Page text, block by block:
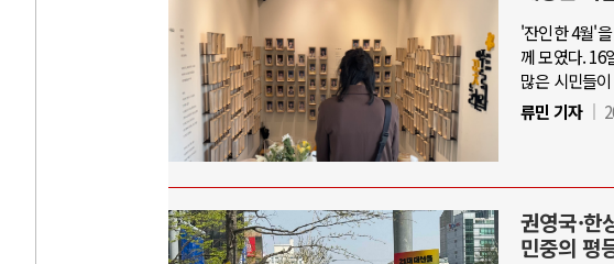
'잔인한 4월'
께 모였다. 16
많은 시민들
류민 기자
권영국·한
민중의 평